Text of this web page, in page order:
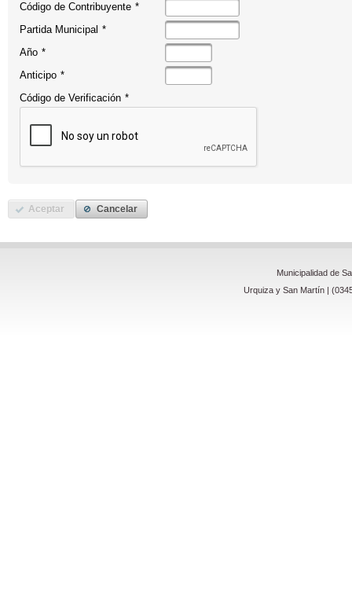
Código de Contribuyente *
Partida Municipal *
Año *
Anticipo *
Código de Verificación *
Aceptar Cancelar
Municipalidad de
Urquiza y San Martín |